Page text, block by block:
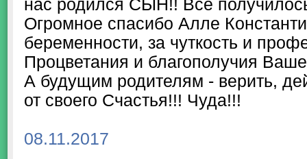
нас родился СЫН!! Все
Огромное спасибо Алле
беременности, за чуткость и
Процветания и благополучия
А будущим родителям - верить,
от своего Счастья!!! Чуда!!!
08.11.2017